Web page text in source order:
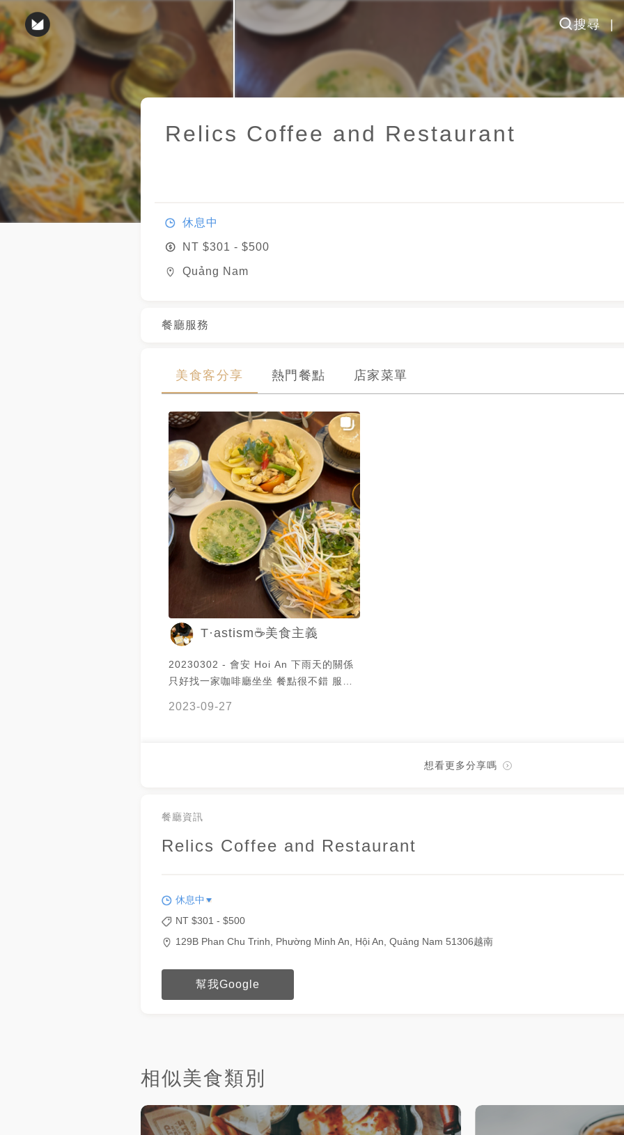
搜尋
Relics Coffee and Restaurant
休息中
NT $301 - $500
Quảng Nam
餐廳服務
美食客分享 熱門餐點 店家菜單
T·astism☕️美食主義
20230302 - 會安 Hoi An 下雨天的關係
只好找一家咖啡廳坐坐 餐點很不錯 服務
2023-09-27
想看更多分享嗎
餐廳資訊
Relics Coffee and Restaurant
休息中
NT $301 - $500
129B Phan Chu Trinh, Phường Minh An, Hội An, Quảng Nam 51306越南
幫我Google
相似美食類別